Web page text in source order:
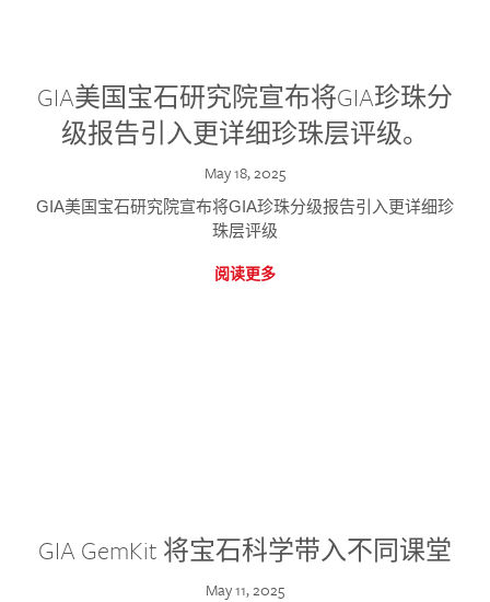
GIA美国宝石研究院宣布将GIA珍珠分
级报告引入更详细珍珠层评级。
May 18, 2025
GIA美国宝石研究院宣布将GIA珍珠分级报告引入更详细珍
珠层评级
阅读更多
GIA GemKit 将宝石科学带入不同课堂
May 11, 2025